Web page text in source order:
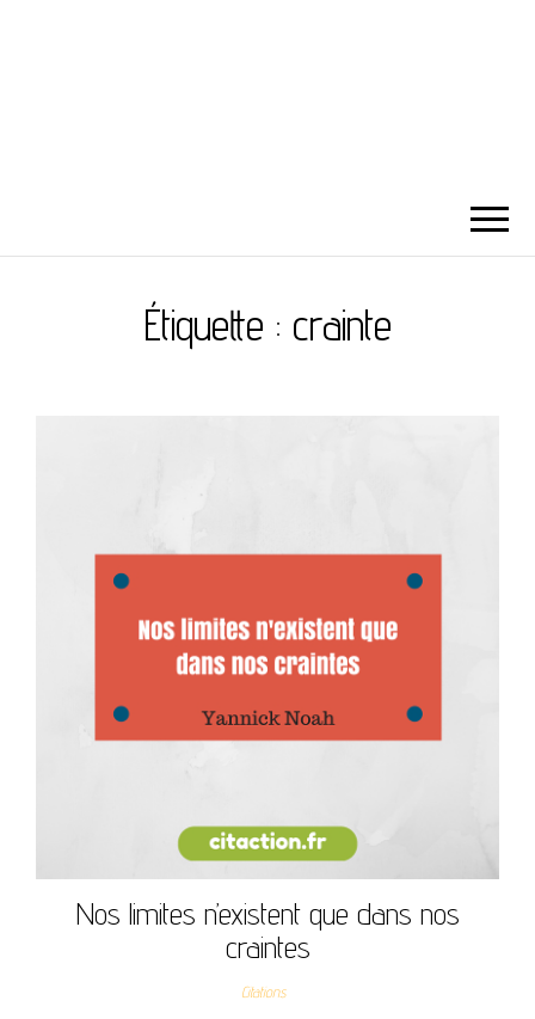
Étiquette : crainte
Nos limites n’existent que dans nos
craintes
Citations